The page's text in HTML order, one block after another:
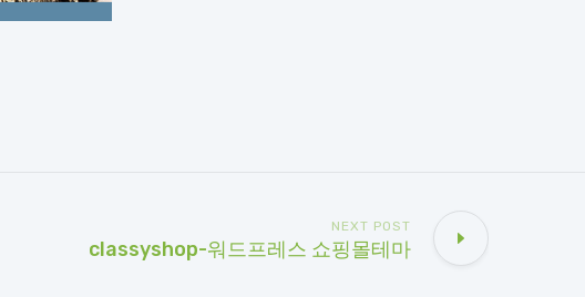
NEXT POST
classyshop-워드프레스 쇼핑몰테마